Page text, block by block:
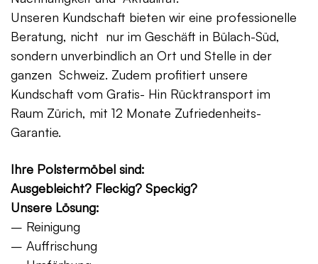
Unseren Kundschaft bieten wir eine professionelle
Beratung, nicht nur im Geschäft in Bülach-Süd,
sondern unverbindlich an Ort und Stelle in der
ganzen Schweiz. Zudem profitiert unsere
Kundschaft vom Gratis- Hin Rücktransport im
Raum Zürich, mit 12 Monate Zufriedenheits-
Garantie.
Ihre Polstermöbel sind:
Ausgebleicht? Fleckig? Speckig?
Unsere Lösung:
– Reinigung
– Auffrischung